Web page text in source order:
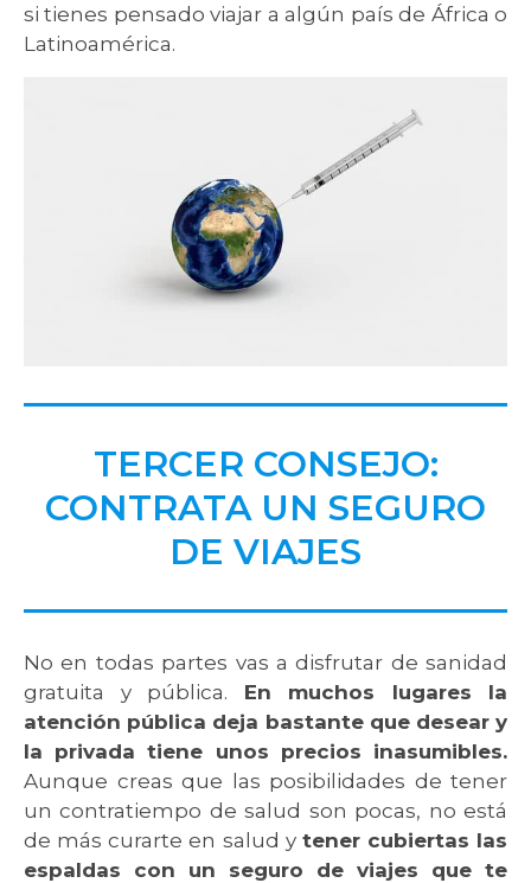
si tienes pensado viajar a algún país de África o
Latinoamérica.
TERCER CONSEJO:
CONTRATA UN SEGURO
DE VIAJES
No en todas partes vas a disfrutar de sanidad
gratuita y pública. En muchos lugares la
atención pública deja bastante que desear y
la privada tiene unos precios inasumibles.
Aunque creas que las posibilidades de tener
un contratiempo de salud son pocas, no está
de más curarte en salud y tener cubiertas las
espaldas con un seguro de viajes que te